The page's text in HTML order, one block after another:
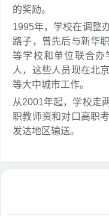
的奖励。
1995年，学校在调整
路子，曾先后与新华
等学校和单位联合
人，这些人员现在北
等大中城市工作。
从2001年起，学校走
职教师资和对口高职
发达地区输送。